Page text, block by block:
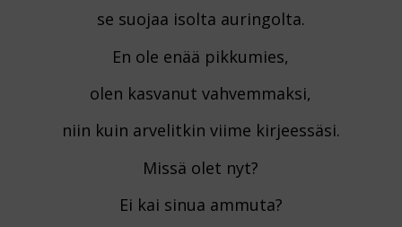
se suojaa isolta auringolta.
En ole enää pikkumies,
olen kasvanut vahvemmaksi,
niin kuin arvelitkin viime kirjeessäsi.
Missä olet nyt?
Ei kai sinua ammuta?